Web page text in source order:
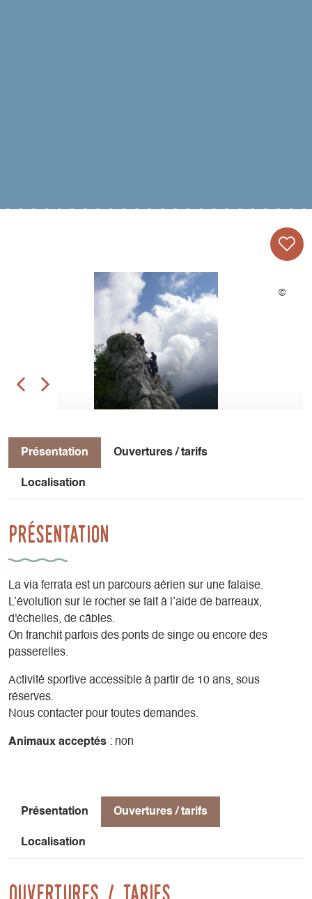
Présentation Ouvertures / tarifs
Localisation
Présentation
La via ferrata est un parcours aérien sur une falaise.
L’évolution sur le rocher se fait à l’aide de barreaux,
d'échelles, de câbles.
On franchit parfois des ponts de singe ou encore des
passerelles.
Activité sportive accessible à partir de 10 ans, sous
réserves.
Nous contacter pour toutes demandes.
Animaux acceptés : non
Présentation Ouvertures / tarifs
Localisation